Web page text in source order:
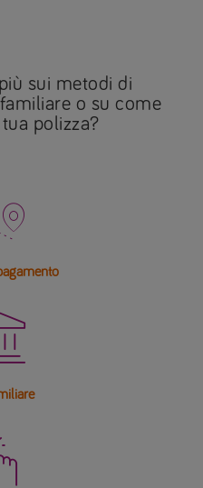
sui metodi di
o su come
polizza?